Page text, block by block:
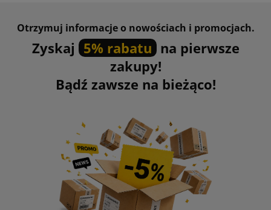
Otrzymuj informacje o nowościach i promocjach.
Zyskaj 5% rabatu na pierwsze
zakupy!
Bądź zawsze na bieżąco!